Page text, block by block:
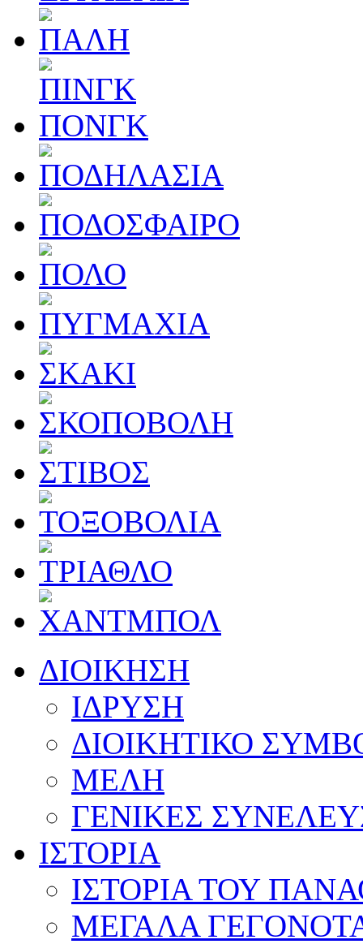
ΔΙΟΙΚΗΣΗ
ΙΔΡΥΣΗ
ΔΙΟΙΚΗΤΙΚΟ
ΜΕΛΗ
ΓΕΝΙΚΕΣ
ΙΣΤΟΡΙΑ
ΙΣΤΟΡΙΑ ΤΟΥ
ΜΕΓΑΛΑ